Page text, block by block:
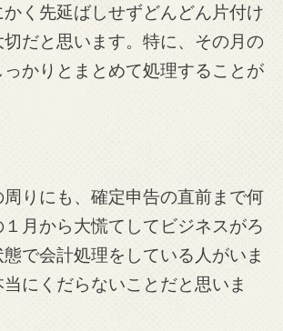
く先延ばしせずどんどん片付け
だと思います。特に、その月の
かりとまとめて処理することが
りにも、確定申告の直前まで何
月から大慌てしてビジネスがろ
態で会計処理をしている人がいま
にくだらないことだと思いま